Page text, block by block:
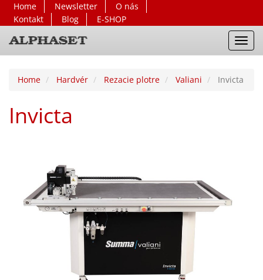
Home Newsletter
O nás
Kontakt
Blog E-SHOP
Home Hardvér Rezacie plotre Valiani Invicta
Invicta